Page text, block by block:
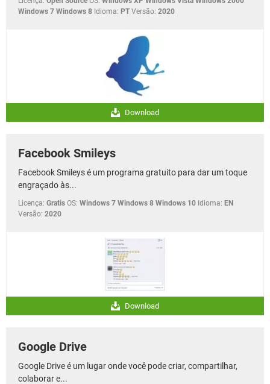
Windows 7 Windows 8 Idioma: PT Versão: 2020
Download
Facebook Smileys
Facebook Smileys é um programa gratuito para dar um toque
engraçado às...
Licença: Gratis OS: Windows 7 Windows 8 Windows 10 Idioma: EN
Versão: 2020
Download
Google Drive
Google Drive é um lugar onde você pode criar, compartilhar,
colaborar e...